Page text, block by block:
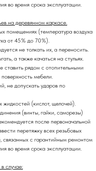
во время срока эксплуатации.
на деревянном каркасе.
помещениях (температура воздуха
от 45% до 70%).
не толкать их, а переносить.
а также качаться на стульях.
ставить рядом с отопительными
мебели.
не допускать ударов по
жидкостей (кислот, щелочей).
(винты, гайки, саморезы)
после первоначальной
перетяжку всех резьбовых
связанных с гарантийным ремонтом
во время срока эксплуатации.
случае: